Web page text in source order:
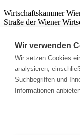
Wirtschaftskammer
Straße der Wiener
Nützliches
Formulare &
Expert:innen
Info
Wir verwenden
Wir setzen Cookies
analysieren,
Suchbegriffen und
Informationen